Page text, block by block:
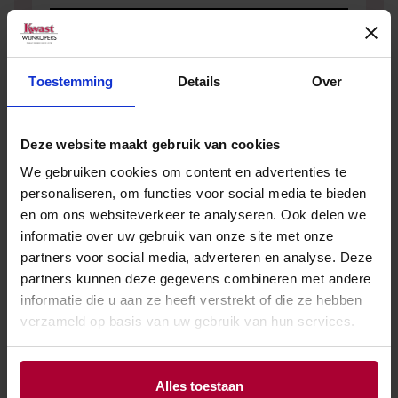
Toestemming Details Over
Deze website maakt gebruik van cookies
We gebruiken cookies om content en advertenties te
personaliseren, om functies voor social media te bieden
en om ons websiteverkeer te analyseren. Ook delen we
informatie over uw gebruik van onze site met onze
partners voor social media, adverteren en analyse. Deze
partners kunnen deze gegevens combineren met andere
informatie die u aan ze heeft verstrekt of die ze hebben
verzameld op basis van uw gebruik van hun services.
Alles toestaan
Andere wijnen van Finca Museum